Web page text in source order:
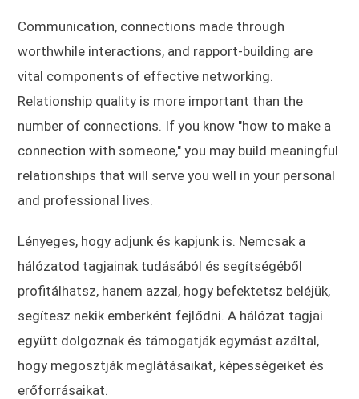
Communication, connections made through
worthwhile interactions, and rapport-building are
vital components of effective networking.
Relationship quality is more important than the
number of connections. If you know "how to make a
connection with someone," you may build meaningful
relationships that will serve you well in your personal
and professional lives.
Lényeges, hogy adjunk és kapjunk is. Nemcsak a
hálózatod tagjainak tudásából és segítségéből
profitálhatsz, hanem azzal, hogy befektetsz beléjük,
segítesz nekik emberként fejlődni. A hálózat tagjai
együtt dolgoznak és támogatják egymást azáltal,
hogy megosztják meglátásaikat, képességeiket és
erőforrásaikat.